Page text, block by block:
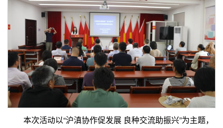
本次活动以“沪滇协作促发展 良种交流助振兴”为主题，